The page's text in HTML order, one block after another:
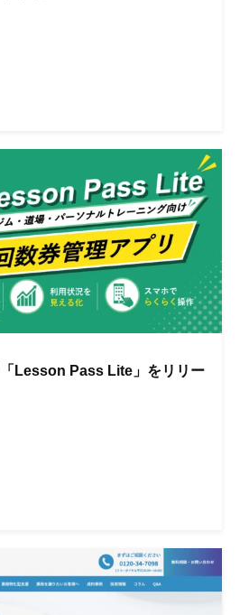
Lesson Pass Lite」をリリー